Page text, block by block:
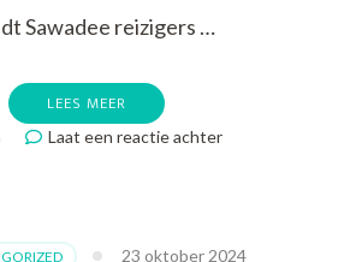
Sawadee reizigers …
LEES MEER
Laat een reactie achterop
23 oktober 2024